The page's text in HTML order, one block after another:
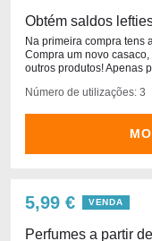
Obtém saldos
Na primeira compra tens
Compra um novo
outros produtos! Apenas
Número de utilizações: 3
5,99 € VENDA
Perfumes a partir